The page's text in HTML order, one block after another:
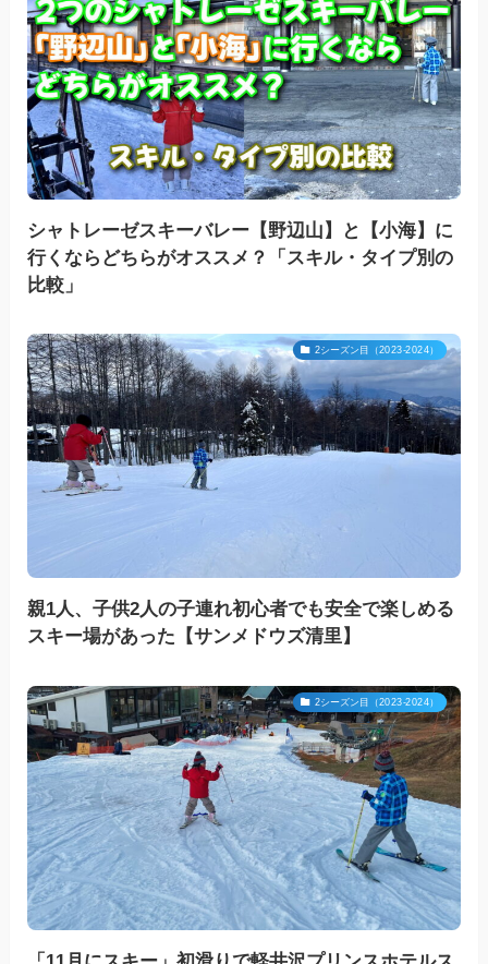
シャトレーゼスキーバレー【野辺山】と【小海】に
行くならどちらがオススメ？「スキル・タイプ別の
比較」
2シーズン目（2023-2024）
親1人、子供2人の子連れ初心者でも安全で楽しめる
スキー場があった【サンメドウズ清里】
2シーズン目（2023-2024）